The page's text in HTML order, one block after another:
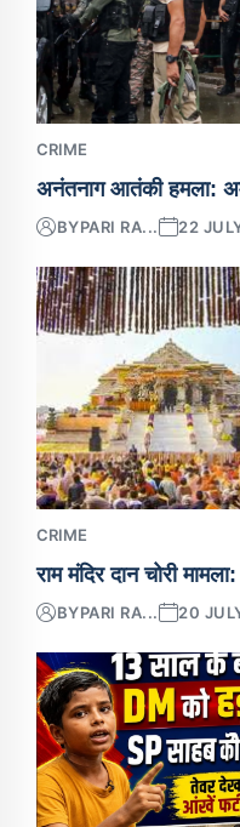
CRIME
अनंतनाग आतंकी हमला:
BYPARI RA... 22
CRIME
राम मंदिर दान चोरी
BYPARI RA... 20